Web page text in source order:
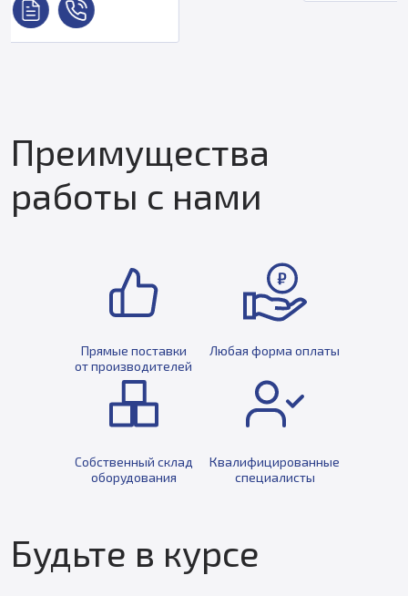
Преимущества
работы с нами
Прямые поставки
от производителей
Любая форма оплаты
Собственный склад
оборудования
Квалифицированные
специалисты
Будьте в курсе